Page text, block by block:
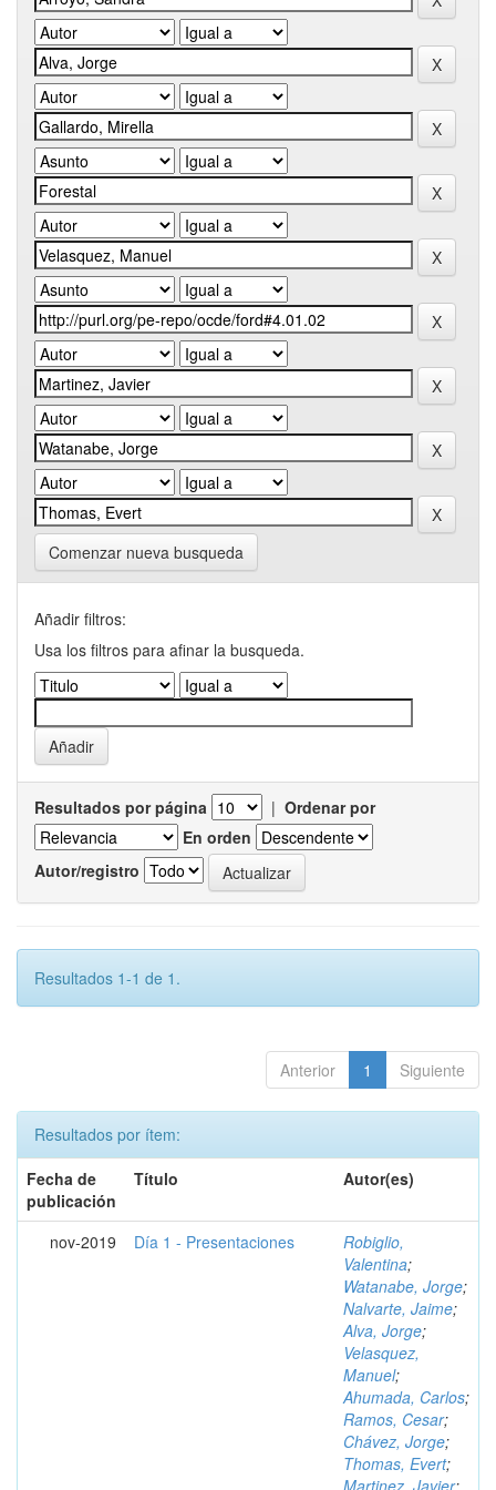
Comenzar nueva busqueda
Añadir filtros:
Usa los filtros para afinar la busqueda.
Resultados por página | Ordenar por
En orden
Autor/registro
Resultados 1-1 de 1.
Anterior 1 Siguiente
Resultados por ítem:
Fecha de
publicación
Título Autor(es)
nov-2019 Día 1 - Presentaciones
Robiglio,
Valentina;
Watanabe, Jorge;
Nalvarte, Jaime;
Alva, Jorge;
Velasquez,
Manuel;
Ahumada, Carlos;
Ramos, Cesar;
Chávez, Jorge;
Thomas, Evert;
Martinez, Javier;